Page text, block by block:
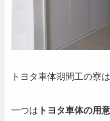
トヨタ車体期間工の寮
一つは トヨタ車体の用